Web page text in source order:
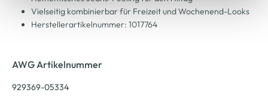
Vielseitig kombinierbar für Freizeit und Wochenend-Looks
Herstellerartikelnummer: 1017764
AWG Artikelnummer
929369-05334